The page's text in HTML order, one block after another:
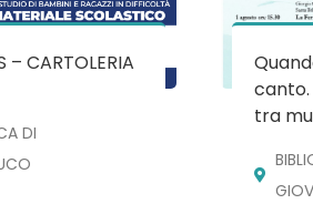
– CARTOLERIA
DI
canto.
tra